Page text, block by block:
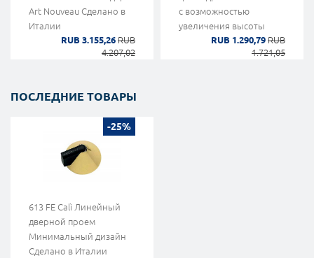
Art Nouveau Сделано в
Италии
RUB 3.155,26 RUB
4.207,02
с возможностью
увеличения высоты
RUB 1.290,79 RUB
1.721,05
ПОСЛЕДНИЕ ТОВАРЫ
-25%
613 FE Calì Линейный
дверной проем
Минимальный дизайн
Сделано в Италии